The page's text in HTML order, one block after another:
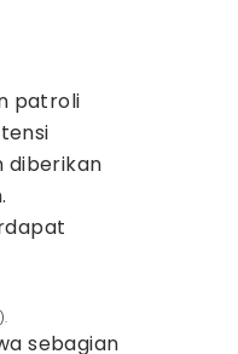
patroli
diberikan
sebagian